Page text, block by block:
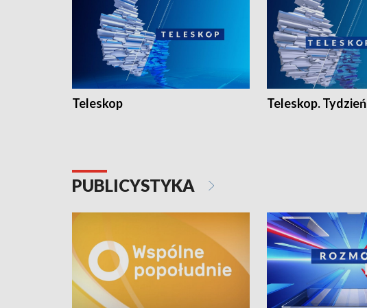
Teleskop Teleskop. Tydzień
PUBLICYSTYKA